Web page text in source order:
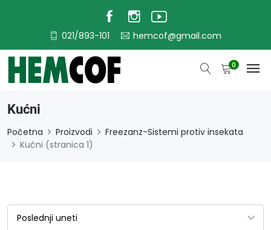
021/893-101 hemcof@gmail.com
0
Kućni
Početna Proizvodi
Freezanz-Sistemi protiv insekata
Kućni (stranica 1)